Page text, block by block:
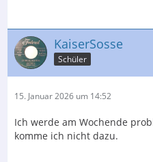
KaiserSosse
Schüler
15. Januar 2026 um 14:52
Ich werde am Wochende
komme ich nicht dazu.